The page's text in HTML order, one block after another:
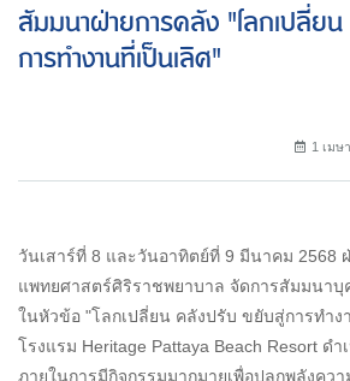
สัมมนาฝ่ายการคลัง "โลกเปลี่ย
การทำงานที่เป็นเลิศ"
1 เมษ
วันเสาร์ที่ 8 และวันอาทิตย์ที่ 9 มีนาคม 2568
แพทยศาสตร์ศิริราชพยาบาล จัดการสัมมนาบุ
ในหัวข้อ "โลกเปลี่ยน คลังปรับ ขยับสู่การทำ
โรงแรม Heritage Pattaya Beach Resort ด
ภายในการมีกิจกรรมมากมายเพื่อปลุกพลังคว